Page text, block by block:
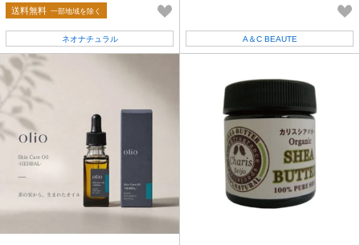
送料無料 一部地域を除く
ネオナチュラル A＆C BEAUTE